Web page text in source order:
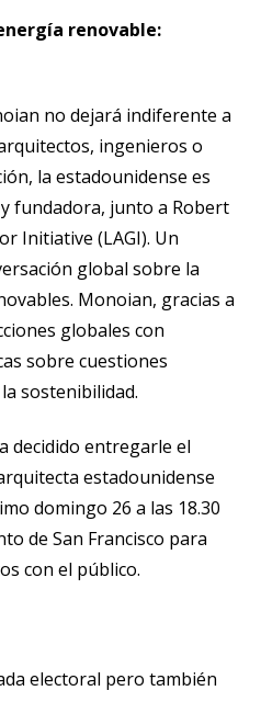
renovable:
no dejará indiferente a
ingenieros o
la estadounidense es
fundadora, junto a Robert
Initiative (LAGI). Un
global sobre la
Monoian, gracias a
globales con
sobre cuestiones
sostenibilidad.
decidido entregarle el
estadounidense
domingo 26 a las 18.30
de San Francisco para
con el público.
electoral pero también